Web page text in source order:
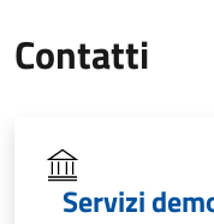
Contatti
Servizi